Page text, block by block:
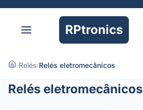
RPtronics
›Relés›Relés eletromecânicos
Relés eletromecânicos